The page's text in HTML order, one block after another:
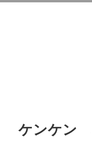
ケンケン